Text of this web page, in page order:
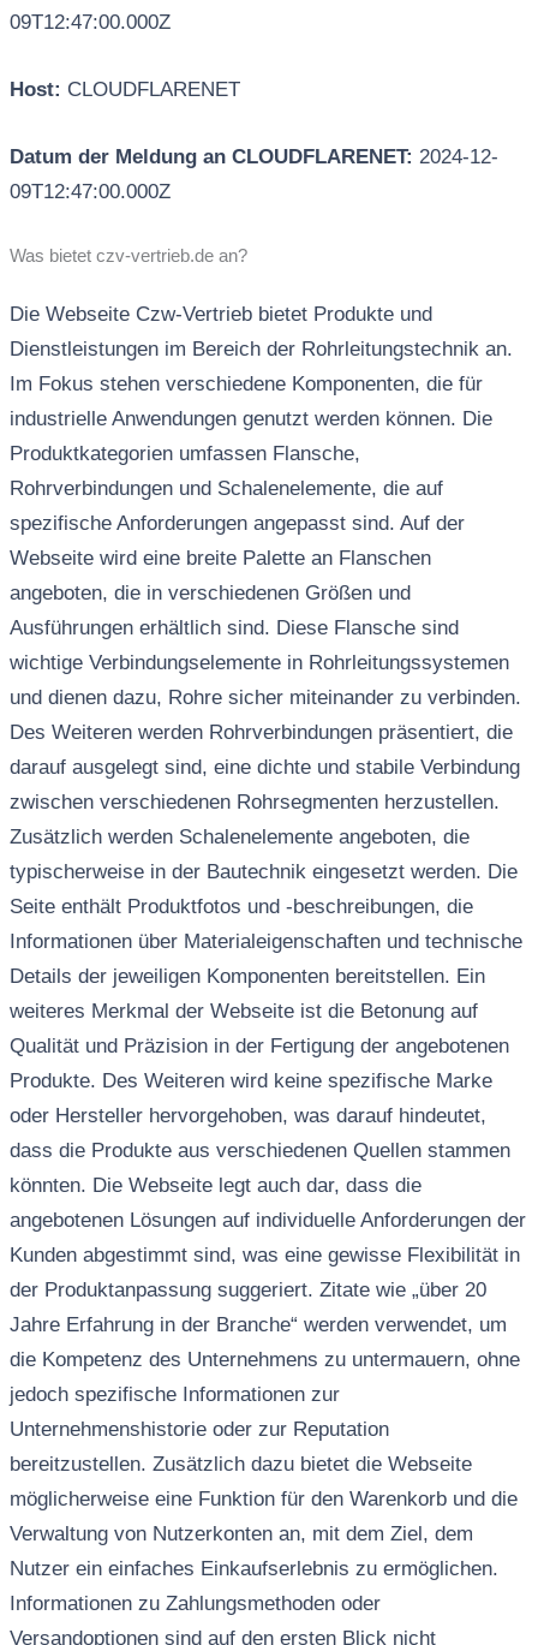
09T12:47:00.000Z
Host: CLOUDFLARENET
Datum der Meldung an CLOUDFLARENET: 2024-12-
09T12:47:00.000Z
Was bietet czv-vertrieb.de an?
Die Webseite Czw-Vertrieb bietet Produkte und
Dienstleistungen im Bereich der Rohrleitungstechnik an.
Im Fokus stehen verschiedene Komponenten, die für
industrielle Anwendungen genutzt werden können. Die
Produktkategorien umfassen Flansche,
Rohrverbindungen und Schalenelemente, die auf
spezifische Anforderungen angepasst sind. Auf der
Webseite wird eine breite Palette an Flanschen
angeboten, die in verschiedenen Größen und
Ausführungen erhältlich sind. Diese Flansche sind
wichtige Verbindungselemente in Rohrleitungssystemen
und dienen dazu, Rohre sicher miteinander zu verbinden.
Des Weiteren werden Rohrverbindungen präsentiert, die
darauf ausgelegt sind, eine dichte und stabile Verbindung
zwischen verschiedenen Rohrsegmenten herzustellen.
Zusätzlich werden Schalenelemente angeboten, die
typischerweise in der Bautechnik eingesetzt werden. Die
Seite enthält Produktfotos und -beschreibungen, die
Informationen über Materialeigenschaften und technische
Details der jeweiligen Komponenten bereitstellen. Ein
weiteres Merkmal der Webseite ist die Betonung auf
Qualität und Präzision in der Fertigung der angebotenen
Produkte. Des Weiteren wird keine spezifische Marke
oder Hersteller hervorgehoben, was darauf hindeutet,
dass die Produkte aus verschiedenen Quellen stammen
könnten. Die Webseite legt auch dar, dass die
angebotenen Lösungen auf individuelle Anforderungen der
Kunden abgestimmt sind, was eine gewisse Flexibilität in
der Produktanpassung suggeriert. Zitate wie „über 20
Jahre Erfahrung in der Branche“ werden verwendet, um
die Kompetenz des Unternehmens zu untermauern, ohne
jedoch spezifische Informationen zur
Unternehmenshistorie oder zur Reputation
bereitzustellen. Zusätzlich dazu bietet die Webseite
möglicherweise eine Funktion für den Warenkorb und die
Verwaltung von Nutzerkonten an, mit dem Ziel, dem
Nutzer ein einfaches Einkaufserlebnis zu ermöglichen.
Informationen zu Zahlungsmethoden oder
Versandoptionen sind auf den ersten Blick nicht